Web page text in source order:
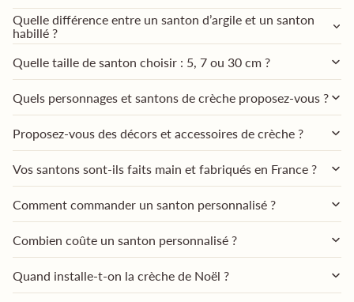
Quelle différence entre un santon d’argile et un santon
habillé ?
Quelle taille de santon choisir : 5, 7 ou 30 cm ?
Quels personnages et santons de crèche proposez-vous ?
Proposez-vous des décors et accessoires de crèche ?
Vos santons sont-ils faits main et fabriqués en France ?
Comment commander un santon personnalisé ?
Combien coûte un santon personnalisé ?
Quand installe-t-on la crèche de Noël ?